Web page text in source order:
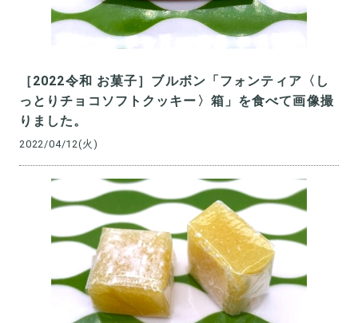
［2022令和 お菓子］ブルボン「フォンティア〈し
っとりチョコソフトクッキー〉箱」を食べて画像撮
りました。
2022/04/12(火)